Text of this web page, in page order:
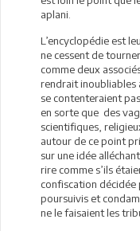
aplani.
L’encyclopédie est
ne cessent de
comme deux
rendrait inoubliables
se contenteraient
en sorte que des
scientifiques,
autour de ce point
sur une idée
rire comme s’ils
confiscation décidée
poursuivis et
ne le faisaient les